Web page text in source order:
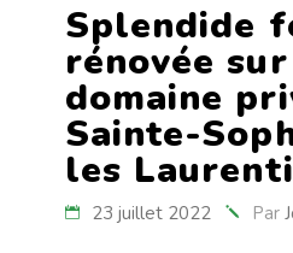
Splendide
rénovée
domaine
Sainte-
les
23 juillet 2022 Par